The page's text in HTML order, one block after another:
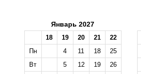
Январь 2027
18 19 20 21
22
Пн
4 11 18
25
Вт
5 12 19
26